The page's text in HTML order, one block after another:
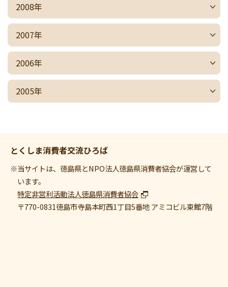
2008年
2007年
2006年
2005年
とくしま消費者交流ひろば
※当サイトは、徳島県とNPO法人徳島県消費者協会が運営して
います。
特定非営利活動法人徳島県消費者協会
〒770-0831徳島市寺島本町西1丁目5番地 アミコビル東館7階